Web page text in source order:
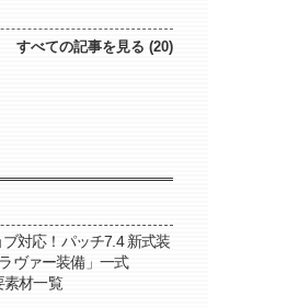
すべての記事を見る (20)
ブ対応！パッチ7.4 新式装
ヴァー装備」一式
素材一覧